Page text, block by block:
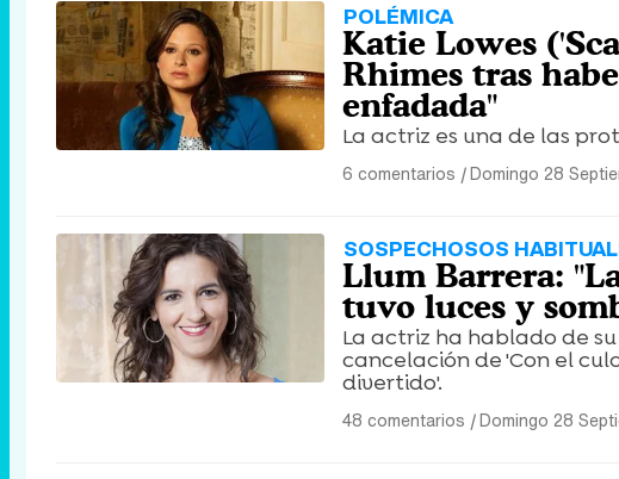
POLÉMICA
Katie Lowes
Rhimes tras
enfadada"
La actriz es una de las
6 comentarios |Domingo 28
SOSPECHOSOS
Llum Barrera:
tuvo luces y
La actriz ha hablado de
cancelación de 'Con el
divertido'.
48 comentarios |Domingo 28